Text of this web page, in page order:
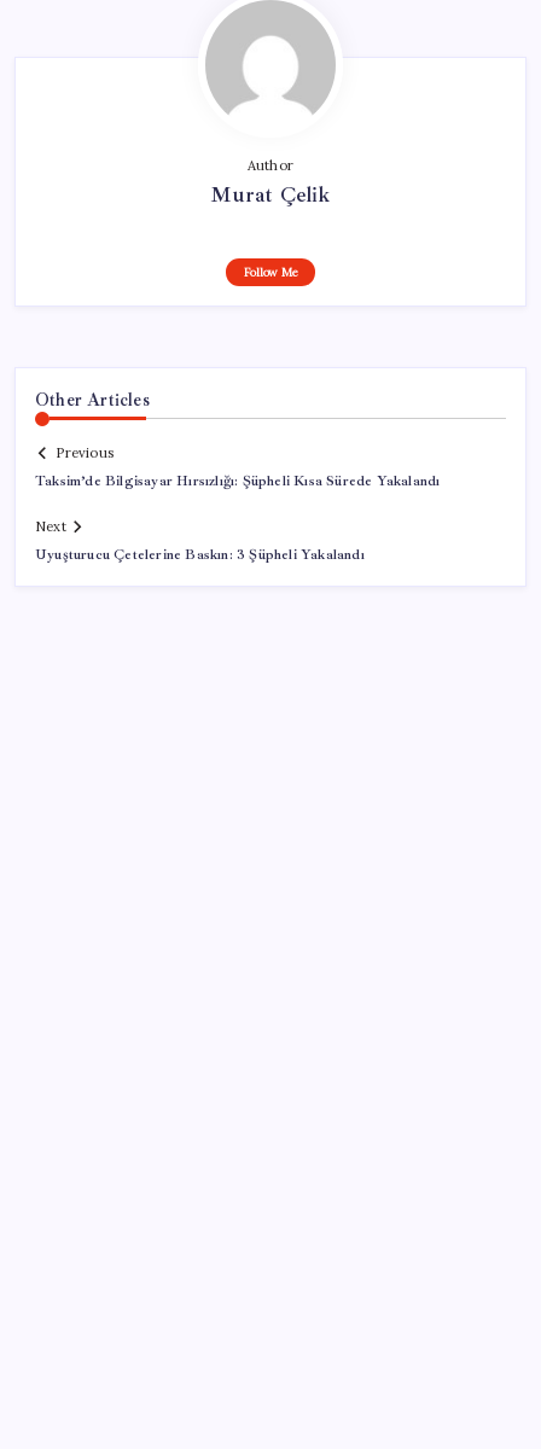
Author
Murat Çelik
Follow Me
Other Articles
Previous
Taksim’de Bilgisayar Hırsızlığı: Şüpheli Kısa Sürede Yakalandı
Next
Uyuşturucu Çetelerine Baskın: 3 Şüpheli Yakalandı